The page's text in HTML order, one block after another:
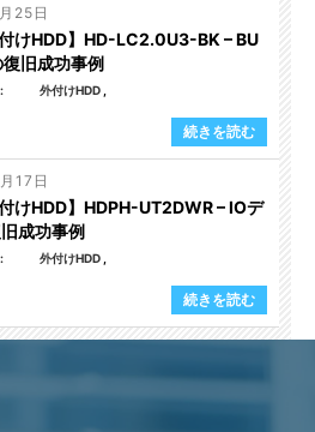
25日
付けHDD】HD-LC2.0U3-BK – BU
旧成功事例
外付けHDD
続きを読む
17日
付けHDD】HDPH-UT2DWR – IOデ
成功事例
外付けHDD
続きを読む